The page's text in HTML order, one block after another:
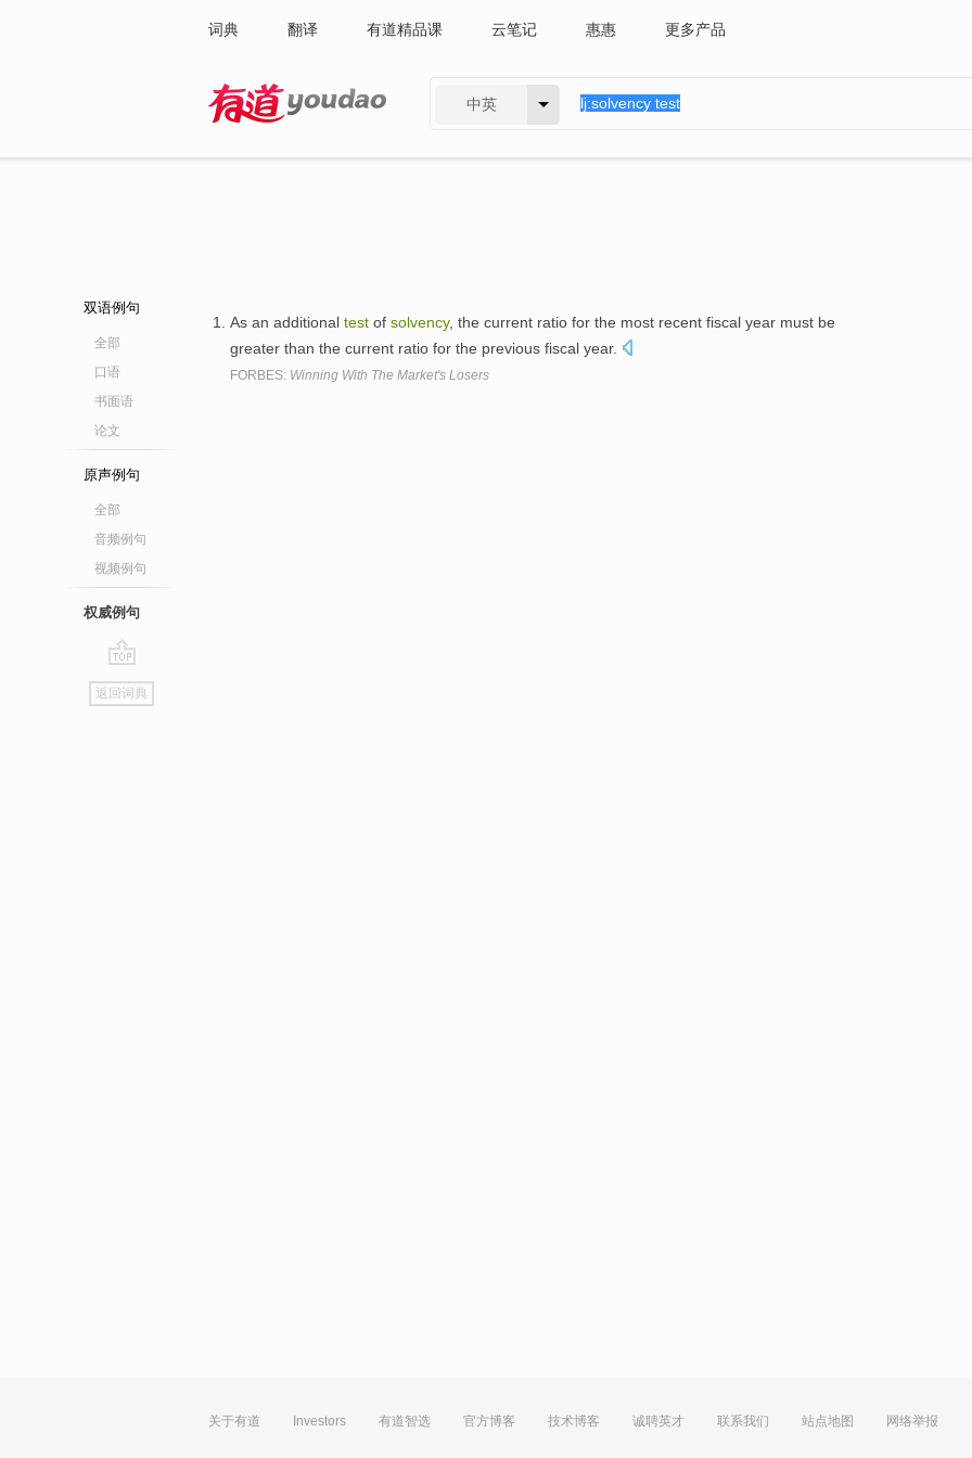
词典 翻译 有道精品课 云笔记 惠惠 更多产品
中英
双语例句
全部
口语
书面语
论文
原声例句
全部
音频例句
视频例句
权威例句
go
top
返回词典
As an additional test of solvency, the current ratio for the most recent fiscal year must be
greater than the current ratio for the previous fiscal year.
FORBES: Winning With The Market's Losers
关于有道 Investors 有道智选 官方博客 技术博客 诚聘英才 联系我们 站点地图 网络举报